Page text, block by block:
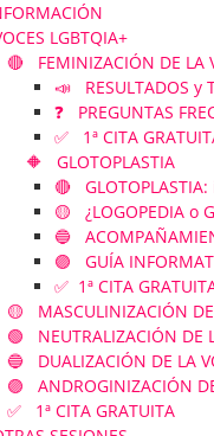
LGBTQIA+
🔴 FEMINIZACIÓN DE LA
📣 RESULTADOS y
❓ PREGUNTAS
✅ 1ª CITA
🔶 GLOTOPLASTIA
🔴
🟡 ¿LOGOPEDIA o
🔵
🟣 GUÍA
✅ 1ª CITA
🟡 MASCULINIZACIÓN
🟢 NEUTRALIZACIÓN DE
🔵 DUALIZACIÓN DE LA
🟣 ANDROGINIZACIÓN
✅ 1ª CITA GRATUITA